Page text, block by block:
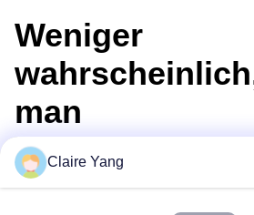
Weniger
man
entgegenwirkt
Wenn sich der
Claire Yang